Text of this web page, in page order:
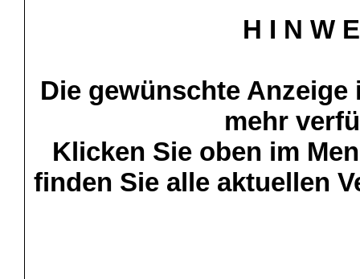
H I N W
Die gewünschte
mehr
Klicken Sie oben im
finden Sie alle aktuellen